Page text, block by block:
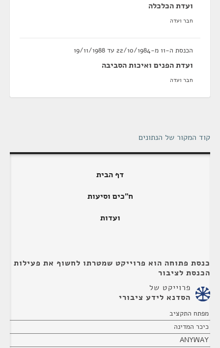
ועדת הכלכלה
חבר ועדה
הכנסת ה-11 מ-22/10/1984 עד 19/11/1988
ועדת הפנים ואיכות הסביבה
חבר ועדה
קוד המקור של הנתונים
דף הבית
ח"כים וסיעות
ועדות
כנסת פתוחה הוא פרוייקט שמטרתו לחשוף את פעילות
הכנסת לציבור
פרוייקט של
הסדנא לידע ציבורי
מפתח התקציב
כיכר המדינה
ANYWAY